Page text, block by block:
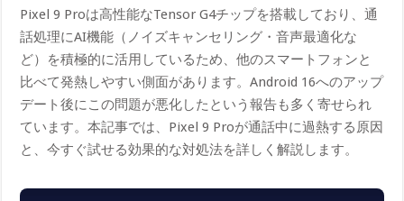
Pixel 9 Proは高性能なTensor G4チップを搭載しており、通
話処理にAI機能（ノイズキャンセリング・音声最適化な
ど）を積極的に活用しているため、他のスマートフォンと
比べて発熱しやすい側面があります。Android 16へのアップ
デート後にこの問題が悪化したという報告も多く寄せられ
ています。本記事では、Pixel 9 Proが通話中に過熱する原因
と、今すぐ試せる効果的な対処法を詳しく解説します。